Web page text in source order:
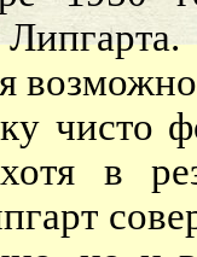
чисто
в